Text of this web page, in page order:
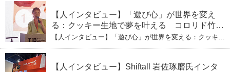
【人インタビュー】「遊び心」が世界を変え
る：クッキー生地で夢を叶える コロリド竹内
ひとみ（上） クッキー生地に込めた「誰でも
できる」という哲学
【人インタビュー】「遊び心」が世界を変える：クッキー
【人インタビュー】Shiftall 岩佐琢磨氏インタ